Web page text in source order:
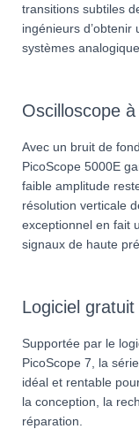
transitions subtiles
ingénieurs
systèmes
Oscilloscope
Avec un bruit de
PicoScope 5000E
faible amplitude
résolution verticale
exceptionnel en fait
signaux de haute
Logiciel
Supportée par le
PicoScope 7, la
idéal et rentable
la conception, la
réparation.